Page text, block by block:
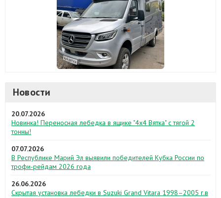
Новости
20.07.2026
Новинка! Переносная лебедка в ящике "4х4 Вятка" с тягой 2
тонны!
07.07.2026
В Республике Марий Эл выявили победителей Кубка России по
трофи-рейдам 2026 года
26.06.2026
Скрытая установка лебедки в Suzuki Grand Vitara 1998–2005 г.в